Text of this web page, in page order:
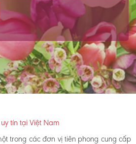
tín tại Việt Nam
trong các đơn vị tiên phong cung cấp